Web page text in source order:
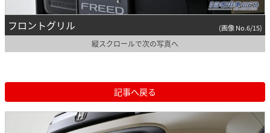
フロントグリル (画像 No.6/15)
縦スクロールで次の写真へ
記事へ戻る